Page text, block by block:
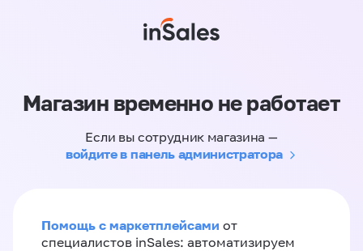
Магазин временно не работает
Если вы сотрудник магазина —
войдите в панель администратора
Помощь с маркетплейсами от
специалистов inSales: автоматизируем